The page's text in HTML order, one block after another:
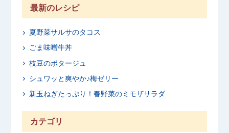
最新のレシピ
夏野菜サルサのタコス
ごま味噌牛丼
枝豆のポタージュ
シュワッと爽やか♪梅ゼリー
新玉ねぎたっぷり！春野菜のミモザサラダ
カテゴリ